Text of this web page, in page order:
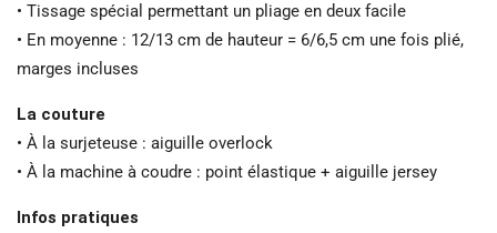
• Tissage spécial permettant un pliage en deux facile
• En moyenne : 12/13 cm de hauteur = 6/6,5 cm une fois plié,
marges incluses
La couture
• À la surjeteuse : aiguille overlock
• À la machine à coudre : point élastique + aiguille jersey
Infos pratiques